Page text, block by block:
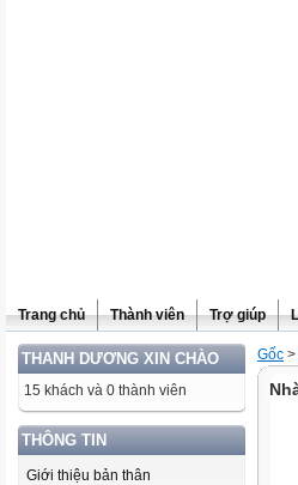
Trang chủ Thành viên Trợ giúp
THANH DƯƠNG XIN CHÀO
15 khách và 0 thành viên
THÔNG TIN
Giới thiệu bản thân
Gốc >